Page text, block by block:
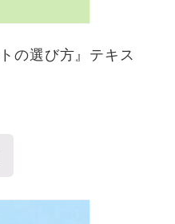
の選び方』テキス